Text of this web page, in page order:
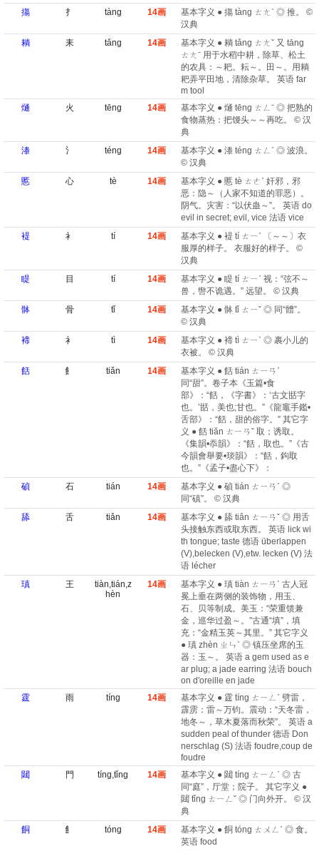
摥
扌 tàng 14画
基本字义 ● 摥 tàng ㄊㄤˋ ◎ 推。 ©
汉典
耥
耒 tǎng 14画
基本字义 ● 耥 tǎng ㄊㄤˇ 又 tāng
ㄊㄤˉ 用于水稻中耕，除草、松土
的农具：～耙。耘～。田～。用耥
耙弄平田地，清除杂草。 英语 far
m tool
熥
火 tēng 14画
基本字义 ● 熥 tēng ㄊㄥˉ ◎ 把熟的
食物蒸热：把馒头～～再吃。 © 汉
典
漛
氵 téng 14画
基本字义 ● 漛 téng ㄊㄥˊ ◎ 波浪。
© 汉典
慝
心 tè 14画
基本字义 ● 慝 tè ㄊㄜˋ 奸邪，邪
恶：隐～（人家不知道的罪恶）。
阴气。灾害：“以伏蛊～”。 英语 do
evil in secret; evil, vice 法语 vice
褆
衤 tí 14画
基本字义 ● 褆 tí ㄊㄧˊ 〔～～〕衣
服厚的样子。 衣服好的样子。 ©
汉典
睼
目 tí 14画
基本字义 ● 睼 tí ㄊㄧˊ 视：“弦不～
兽，辔不诡遇。” 远望。 © 汉典
骵
骨 tǐ 14画
基本字义 ● 骵 tǐ ㄊㄧˇ ◎ 同“體”。
© 汉典
褅
衤 tì 14画
基本字义 ● 褅 tì ㄊㄧˋ ◎ 裹小儿的
衣被。 © 汉典
餂
飠 tiǎn 14画
基本字义 ● 餂 tián ㄊㄧㄢˊ
同“甜”。卷子本《玉篇•食
部》：“餂，《字書》：‘古文甛字
也。’甛，美也;甘也。”《龍竈手鑑•
舌部》：“餂，甜的俗字。” 其它字
义 ● 餂 tiǎn ㄊㄧㄢˇ 取；诱取。
《集韻•忝韻》：“餂，取也。”《古
今韻會舉要•琰韻》：“餂，鉤取
也。”《孟子•盡心下》：
碵
石 tián 14画
基本字义 ● 碵 tián ㄊㄧㄢˊ ◎
同“磌”。 © 汉典
舔
舌 tiǎn 14画
基本字义 ● 舔 tiǎn ㄊㄧㄢˇ ◎ 用舌
头接触东西或取东西。 英语 lick wi
th tongue; taste 德语 überlappen
(V)​,belecken (V)​,etw. lecken (V) 法
语 lécher
瑱
王
tiàn,tián,z
hèn
14画
基本字义 ● 瑱 tiàn ㄊㄧㄢˋ 古人冠
冕上垂在两侧的装饰物，用玉、
石、贝等制成。美玉：“荣重馈兼
金，巡华过盈～。”古通“填”，填
充：“金精玉英～其里。” 其它字义
● 瑱 zhèn ㄓㄣˋ ◎ 镇压坐席的玉
器：玉～。 英语 a gem used as e
ar plug; a jade earring 法语 bouch
on d'oreille en jade
霆
雨 tíng 14画
基本字义 ● 霆 tíng ㄊㄧㄥˊ 劈雷，
霹雳：雷～万钧。震动：“天冬雷，
地冬～，草木夏落而秋荣”。 英语 a
sudden peal of thunder 德语 Don
nerschlag (S) 法语 foudre,coup de
foudre
閮
門 tíng,tǐng 14画
基本字义 ● 閮 tíng ㄊㄧㄥˊ ◎ 古
同“庭”，厅堂；院子。 其它字义 ●
閮 tǐng ㄊㄧㄥˇ ◎ 门向外开。 © 汉
典
餇
飠 tóng 14画
基本字义 ● 餇 tóng ㄊㄨㄥˊ ◎ 食。
英语 food